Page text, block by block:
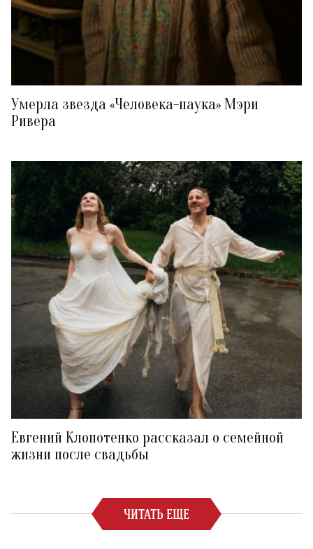
Умерла звезда «Человека-паука» Мэри
Ривера
Евгений Клопотенко рассказал о семейной
жизни после свадьбы
ЧИТАТЬ ЕЩЕ